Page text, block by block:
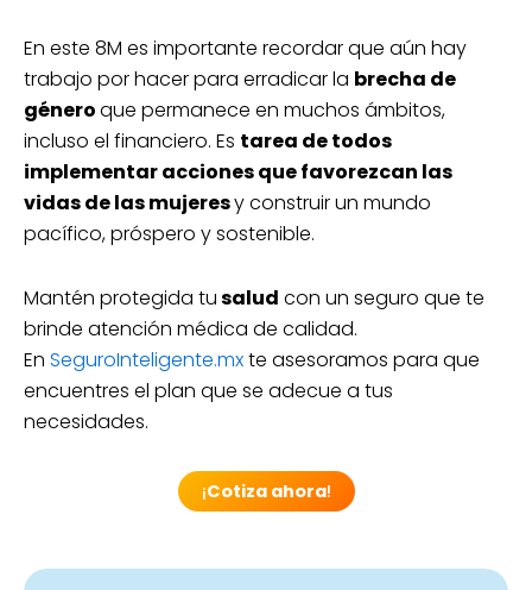
En este 8M es importante recordar que aún hay
trabajo por hacer para erradicar la brecha de
géneroque permanece en muchos ámbitos,
incluso el financiero. Es tarea de todos
implementar acciones que favorezcan las
vidas de las mujeresy construir un mundo
pacífico, próspero y sostenible.
Mantén protegida tusalud con un seguro que te
brinde atención médica de calidad.
En SeguroInteligente.mxte asesoramos para que
encuentres el plan que se adecue a tus
necesidades.
¡Cotiza ahora!